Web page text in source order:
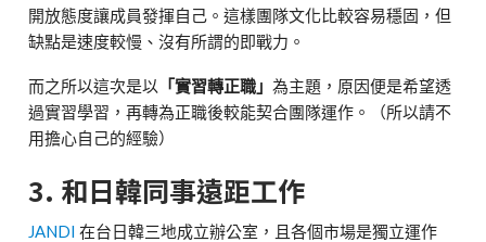
開放態度讓成員發揮自己。這樣團隊文化比較容易穩固，但
缺點是速度較慢、沒有所謂的即戰力。
而之所以這次是以 「實習轉正職」為主題，原因便是希望透
過實習學習，再轉為正職後較能契合團隊運作。（所以請不
用擔心自己的經驗）
3. 和日韓同事遠距工作
JANDI 在台日韓三地成立辦公室，且各個市場是獨立運作